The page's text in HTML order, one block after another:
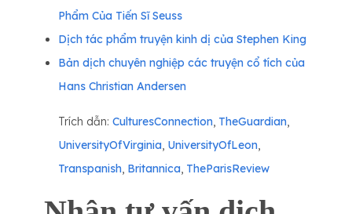
Phẩm Của Tiến Sĩ Seuss
Dịch tác phẩm truyện kinh dị của Stephen King
Bản dịch chuyên nghiệp các truyện cổ tích của
Hans Christian Andersen
Trích dẫn: CulturesConnection, TheGuardian,
UniversityOfVirginia, UniversityOfLeon,
Transpanish, Britannica, TheParisReview